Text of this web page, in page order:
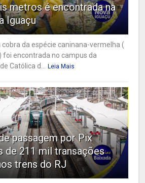
metros é encontrada na
Iguaçu
cobra da espécie caninana-vermelha (
foi encontrada no campus da
Católica d...
Leia Mais
passagem por Pix
de 211 mil transações
trens do RJ